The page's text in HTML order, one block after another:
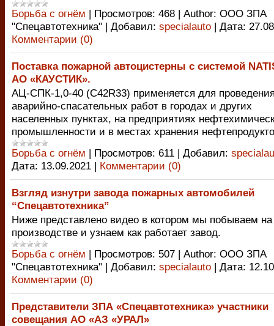
Борьба с огнём | Просмотров: 468 | Author: ООО ЗПА
"Спецавтотехника" | Добавил: specialauto | Дата:
Комментарии (0)
Поставка пожарной автоцистерны с системой
АО «КАУСТИК».
АЦ-СПК-1,0-40 (С42R33) применяется для
аварийно-спасательных работ в городах и других
населенных пунктах, на предприятиях
промышленности и в местах хранения
Борьба с огнём | Просмотров: 611 | Добавил:
Дата: 13.09.2021 | Комментарии (0)
Взгляд изнутри завода пожарных автомобилей
“Спецавтотехника”
Ниже представлено видео в котором мы побываем на
производстве и узнаем как работает завод.
Борьба с огнём | Просмотров: 507 | Author: ООО ЗПА
"Спецавтотехника" | Добавил: specialauto | Дата:
Комментарии (0)
Представители ЗПА «Спецавтотехника» участники
совещания АО «АЗ «УРАЛ»